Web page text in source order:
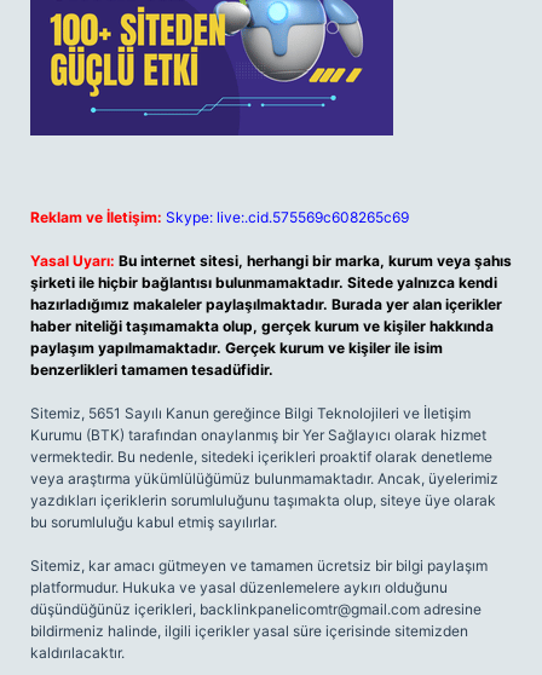
Reklam ve İletişim: Skype: live:.cid.575569c608265c69
Yasal Uyarı: Bu internet sitesi, herhangi bir marka, kurum veya şahıs
şirketi ile hiçbir bağlantısı bulunmamaktadır. Sitede yalnızca kendi
hazırladığımız makaleler paylaşılmaktadır. Burada yer alan içerikler
haber niteliği taşımamakta olup, gerçek kurum ve kişiler hakkında
paylaşım yapılmamaktadır. Gerçek kurum ve kişiler ile isim
benzerlikleri tamamen tesadüfidir.
Sitemiz, 5651 Sayılı Kanun gereğince Bilgi Teknolojileri ve İletişim
Kurumu (BTK) tarafından onaylanmış bir Yer Sağlayıcı olarak hizmet
vermektedir. Bu nedenle, sitedeki içerikleri proaktif olarak denetleme
veya araştırma yükümlülüğümüz bulunmamaktadır. Ancak, üyelerimiz
yazdıkları içeriklerin sorumluluğunu taşımakta olup, siteye üye olarak
bu sorumluluğu kabul etmiş sayılırlar.
Sitemiz, kar amacı gütmeyen ve tamamen ücretsiz bir bilgi paylaşım
platformudur. Hukuka ve yasal düzenlemelere aykırı olduğunu
düşündüğünüz içerikleri, backlinkpanelicomtr@gmail.com adresine
bildirmeniz halinde, ilgili içerikler yasal süre içerisinde sitemizden
kaldırılacaktır.